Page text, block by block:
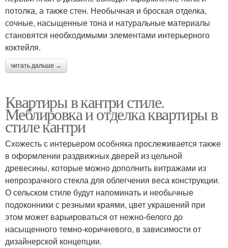
потолка, а также стен. Необычная и броская отделка,
сочные, насыщенные тона и натуральные материалы
становятся необходимыми элементами интерьерного
коктейля.
читать дальше →
Квартиры в кантри стиле.
Меблировка и отделка квартиры в
стиле кантри
Схожесть с интерьером особняка прослеживается также
в оформлении раздвижных дверей из цельной
древесины, которые можно дополнить витражами из
непрозрачного стекла для облегчения веса конструкции.
О сельском стиле будут напоминать и необычные
подоконники с резными краями, цвет украшений при
этом может варьироваться от нежно-белого до
насыщенного темно-коричневого, в зависимости от
дизайнерской концепции.